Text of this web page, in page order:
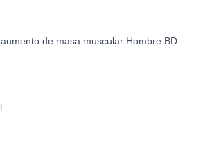
de masa muscular Hombre BD